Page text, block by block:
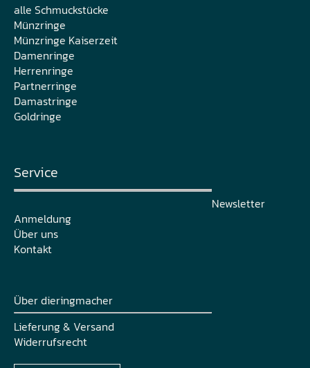
alle Schmuckstücke
Münzringe
Münzringe Kaiserzeit
Damenringe
Herrenringe
Partnerringe
Damastringe
Goldringe
Service
Newsletter
Anmeldung
Über uns
Kontakt
Über dieringmacher
Lieferung & Versand
Widerrufsrecht